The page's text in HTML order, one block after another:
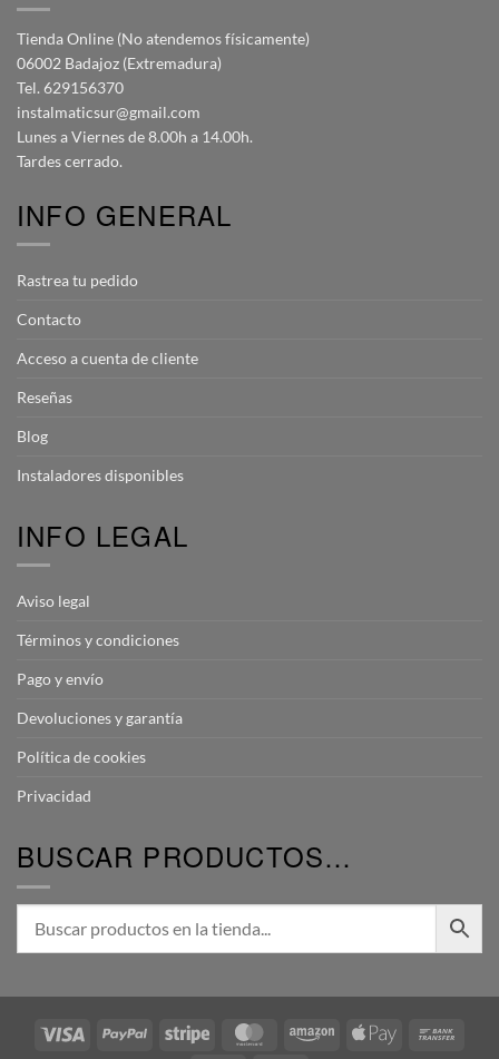
Tienda Online (No atendemos físicamente)
06002 Badajoz (Extremadura)
Tel. 629156370
instalmaticsur@gmail.com
Lunes a Viernes de 8.00h a 14.00h.
Tardes cerrado.
INFO GENERAL
Rastrea tu pedido
Contacto
Acceso a cuenta de cliente
Reseñas
Blog
Instaladores disponibles
INFO LEGAL
Aviso legal
Términos y condiciones
Pago y envío
Devoluciones y garantía
Política de cookies
Privacidad
BUSCAR PRODUCTOS…
Visa PayPal Stripe MasterCardAmazon Apple